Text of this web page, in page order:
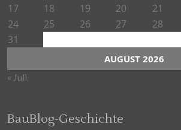
AUGUST 2026
17
18 19 20 21
24
25 26 27 28
31
« Juli
BauBlog-Geschichte